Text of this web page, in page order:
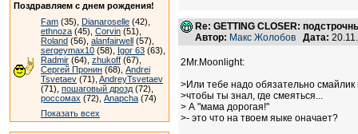
Поздравляем с днем рождения!
Fam (35), Dianaroselle (42),
ethnoza (45), Corvin (51),
Roland (56), alanfairwell (57),
sergeymax10 (58), Igor 63 (63),
Radmir (64), zhukoff (67),
Сергей Пронин (68), Andrei
Tsvetaev (71), AndreyTsvetaev
(71), пошаговый дрозд (72),
россомах (72), Anapcha (74)
Показать всех
Re: GETTING CLOSER:
Автор: Макс Жолобов Дата:
2Mr.Moonlight:
>Или тебе надо обязательно смайлик
>чтобы ты знал, где смеяться...
> А "мама дорогая!"
>- это что на твоем яыке оначает?